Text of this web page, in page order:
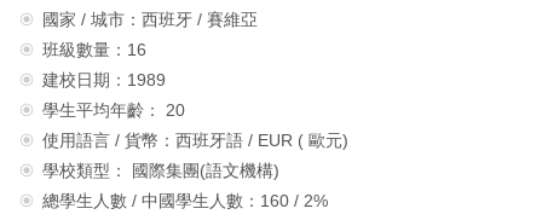
國家 / 城市：西班牙 / 賽維亞
班級數量：16
建校日期：1989
學生平均年齡： 20
使用語言 / 貨幣：西班牙語 / EUR ( 歐元)
學校類型： 國際集團(語文機構)
總學生人數 / 中國學生人數：160 / 2%